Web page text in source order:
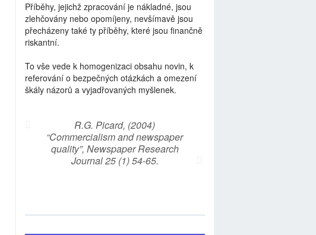
Příběhy, jejichž zpracování je nákladné, jsou
zlehčovány nebo opomíjeny, nevšímavě jsou
přecházeny také ty příběhy, které jsou finančně
riskantní.
To vše vede k homogenizaci obsahu novin, k
referování o bezpečných otázkách a omezení
škály názorů a vyjadřovaných myšlenek.
R.G. Picard, (2004)
“Commercialism and newspaper
quality”, Newspaper Research
Journal 25 (1) 54-65.